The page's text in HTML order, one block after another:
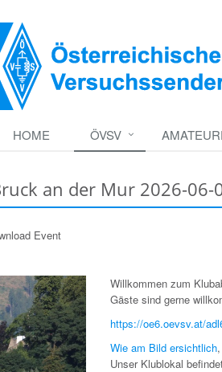
HOME ÖVSV
an der Mur 2026-06-
Event
Willkommen zum
Gäste sind gerne
https://oe6.oevsv.at/
Wie am Bild ersichtlich
Unser Klublokal